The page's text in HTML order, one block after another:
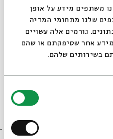
משתפים מידע על אופן
שלנו מתחומי המדיה
גורמים אלה עשויים
אחר שסיפקתם או שהם
בשירותים שלהם.
הרצאה אשר תאיר זווית
ההרצאות ילוו בסרטים
מיועדות למשתתפים
הרשמה לאירועים דומים